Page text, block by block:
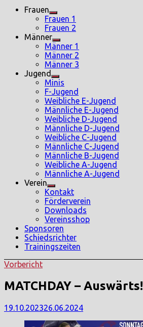
MenüFrauen
Show
sub
menu
Frauen 1
Frauen 2
Männer
Show
sub
menu
Männer 1
Männer 2
Männer 3
Jugend
Show
sub
menu
Minis
F-Jugend
Weibliche E-Jugend
Männliche E-Jugend
Weibliche D-Jugend
Männliche D-Jugend
Weibliche C-Jugend
Männliche C-Jugend
Männliche B-Jugend
Weibliche A-Jugend
Männliche A-Jugend
Verein
Show
sub
menu
Kontakt
Förderverein
Downloads
Vereinsshop
Sponsoren
Schiedsrichter
Trainingszeiten
Vorbericht
MATCHDAY – Auswärts!
19.10.202326.06.2024